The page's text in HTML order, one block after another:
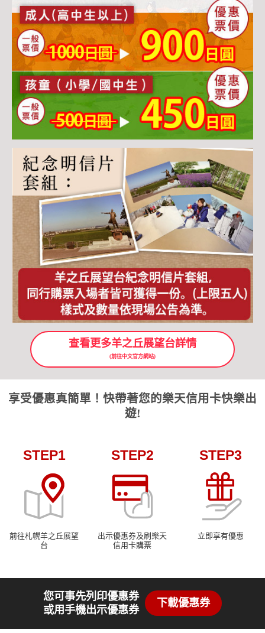
查看更多羊之丘展望台詳情
(前往中文官方網站)
享受優惠真簡單！快帶著您的樂天信用卡快樂出
遊!
STEP1
前往札幌羊之丘展望
台
STEP2
出示優惠券及刷樂天
信用卡購票
STEP3
立即享有優惠
您可事先列印優惠券
或用手機出示優惠券
下載優惠券